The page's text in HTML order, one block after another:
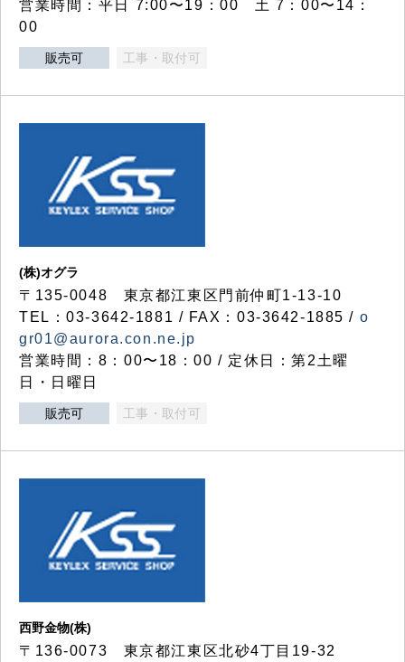
営業時間：平日 7:00〜19：00 土 7：00〜14：
00
販売可 工事・取付可
(株)オグラ
〒135-0048 東京都江東区門前仲町1-13-10
TEL：03-3642-1881 / FAX：03-3642-1885 / o
gr01@aurora.con.ne.jp
営業時間：8：00〜18：00 / 定休日：第2土曜
日・日曜日
販売可 工事・取付可
西野金物(株)
〒136-0073 東京都江東区北砂4丁目19-32